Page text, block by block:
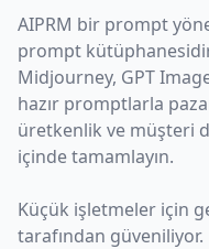
AIPRM bir prompt
prompt
Midjourney, GPT
hazır promptlarla
üretkenlik ve müşteri
içinde tamamlayın.
Küçük işletmeler için
tarafından güveniliyor.